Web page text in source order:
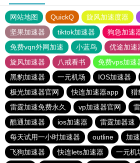
网站地图 QuickQ 旋风加速度器
坚果加速器
tiktok加速器
狗急加速
免费vqn外网加速
小蓝鸟 优途加速
旋风加速器
八戒看书
免费vps加速
黑豹加速器
一元机场 IOS加速器
极光加速器官网
快连加速器app
猎
雷霆加速免费永久
vp加速器官网
酷通加速器
ios加速器
雷霆加器速
每天试用一小时加速器
outline
加
飞狗加速器
快连lets加速器 一元机